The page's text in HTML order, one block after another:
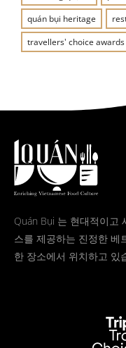
quán bụi heritage
travellers' choice awards
Quán Bụi 는 현대적이고
스를 제공하는 진정한 베
한 장소에서 위치하고 있